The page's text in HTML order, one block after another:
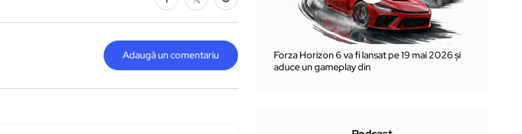
Adaugă un comentariu
Forza Horizon 6 va fi lansat pe 19 mai 2026 și
aduce un gameplay din